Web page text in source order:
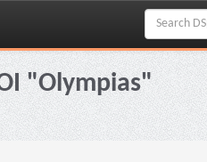
"Olympias"